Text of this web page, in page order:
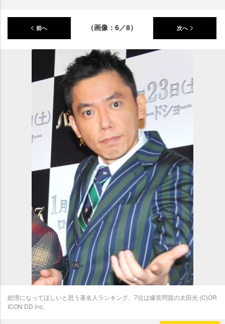
前へ （画像：6／8） 次へ
総理になってほしいと思う著名人ランキング、7位は爆笑問題の太田光 (C)OR
ICON DD inc.